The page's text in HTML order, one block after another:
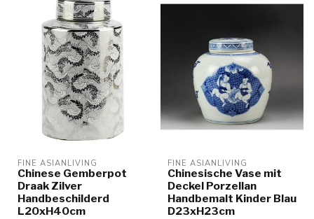
FINE ASIANLIVING
Chinese Gemberpot
Draak Zilver
Handbeschilderd
L20xH40cm
FINE ASIANLIVING
Chinesische Vase mit
Deckel Porzellan
Handbemalt Kinder Blau
D23xH23cm